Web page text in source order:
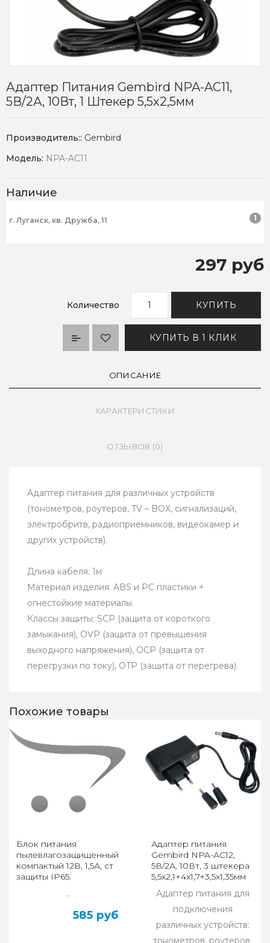
Адаптер Питания Gembird NPA-AC11,
5В/2А, 10Вт, 1 Штекер 5,5х2,5мм
Производитель:: Gembird
Модель: NPA-AC11
Наличие
г. Луганск, кв. Дружба, 11 1
297 руб
Количество КУПИТЬ
КУПИТЬ В 1 КЛИК
ОПИСАНИЕ
ХАРАКТЕРИСТИКИ
ОТЗЫВОВ (0)
Адаптер питания для различных устройств
(тонометров, роутеров, TV – BOX, сигнализаций,
электробритв, радиоприемников, видеокамер и
других устройств).
Длина кабеля: 1м
Материал изделия: ABS и PC пластики +
огнестойкие материалы.
Классы защиты: SCP (защита от короткого
замыкания), OVP (защита от превышения
выходного напряжения), OCP (защита от
перегрузки по току), OTP (защита от перегрева).
Похожие товары
Блок питания
пылевлагозащищенный
компактый 12В, 1,5А, ст
защиты IP65.
..
585 руб
Адаптер питания
Gembird NPA-AC12,
5В/2А, 10Вт, 3 штекера
5,5х2,1+4x1,7+3,5x1,35мм
Адаптер питания для
подключения
различных устройств:
тонометров, роутеров,